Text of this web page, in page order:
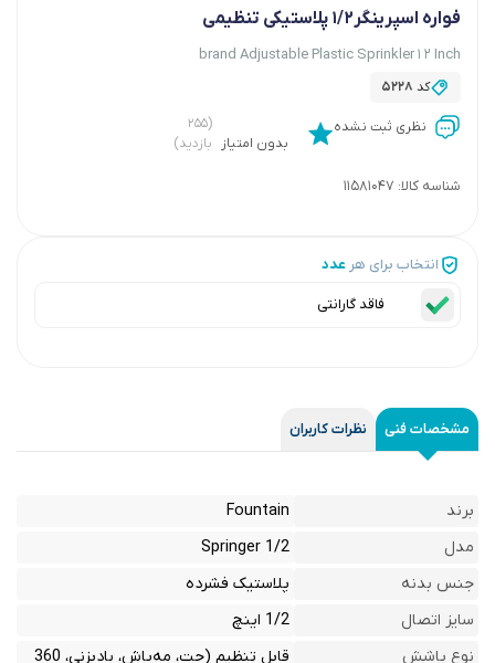
فواره اسپرینگر1/2 پلاستیکی تنظیمی
brand Adjustable Plastic Sprinkler 1 2 Inch
کد 5228
نظری ثبت نشده
بدون امتیاز
(۲۵۵
بازدید)
شناسه کالا: 11581047
انتخاب برای هر عدد
فاقد گارانتی
مشخصات فنی نظرات کاربران
برند
Fountain
مدل
Springer 1/2
جنس بدنه
پلاستیک فشرده
سایز اتصال
1/2 اینچ
نوع پاشش
قابل تنظیم (جت، مه‌پاش، بادبزنی، 360